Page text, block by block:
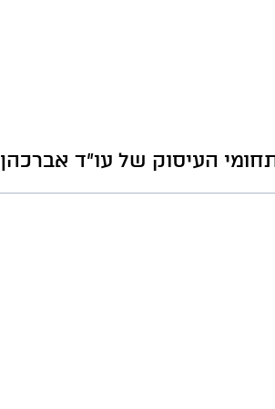
העיסוק של עו"ד אברכהן